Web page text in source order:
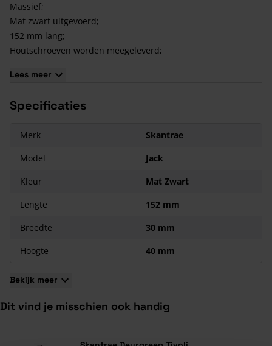
Massief;
Mat zwart uitgevoerd;
152 mm lang;
Houtschroeven worden meegeleverd;
De deurgreep wordt per stuk geleverd.
Lees meer
Specificaties
Merk
Skantrae
Model
Jack
Kleur
Mat Zwart
Lengte
152 mm
Breedte
30 mm
Hoogte
40 mm
Bekijk meer
Dit vind je misschien ook handig